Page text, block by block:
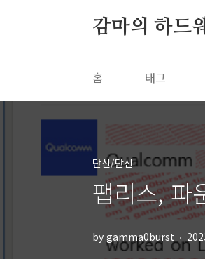
감마의 하드
홈 태그
단신/단신
팹리스, 파
by gamma0burst